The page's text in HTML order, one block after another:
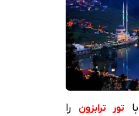
تور ترابزون
را